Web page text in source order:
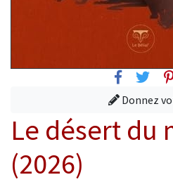
Donnez
Le désert du
(2026)